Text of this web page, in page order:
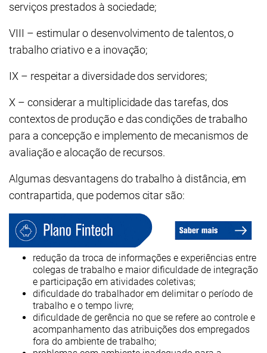
serviços prestados à sociedade;
VIII – estimular o desenvolvimento de talentos, o
trabalho criativo e a inovação;
IX – respeitar a diversidade dos servidores;
X – considerar a multiplicidade das tarefas, dos
contextos de produção e das condições de trabalho
para a concepção e implemento de mecanismos de
avaliação e alocação de recursos.
Algumas desvantagens do trabalho à distância, em
contrapartida, que podemos citar são:
redução da troca de informações e experiências entre
colegas de trabalho e maior dificuldade de integração
e participação em atividades coletivas;
dificuldade do trabalhador em delimitar o período de
trabalho e o tempo livre;
dificuldade de gerência no que se refere ao controle e
acompanhamento das atribuições dos empregados
fora do ambiente de trabalho;